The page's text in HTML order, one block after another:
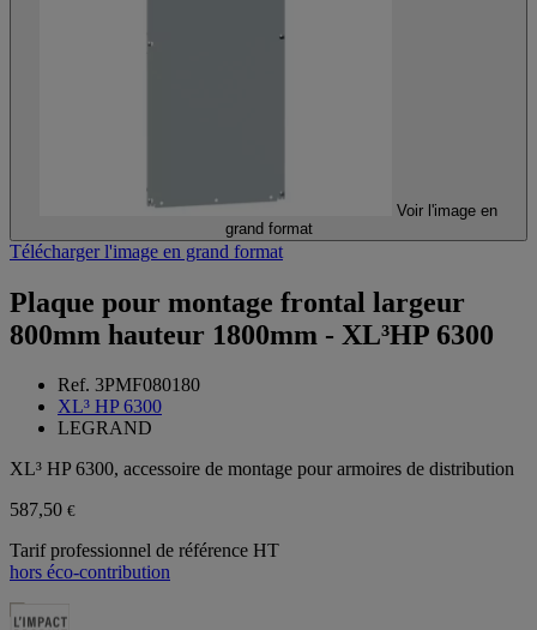
Voir l'image en
grand format
Télécharger l'image en grand format
Plaque pour montage frontal largeur
800mm hauteur 1800mm - XL³HP 6300
Ref. 3PMF080180
XL³ HP 6300
LEGRAND
XL³ HP 6300, accessoire de montage pour armoires de distribution
587,50 €
Tarif professionnel de référence HT
hors éco-contribution